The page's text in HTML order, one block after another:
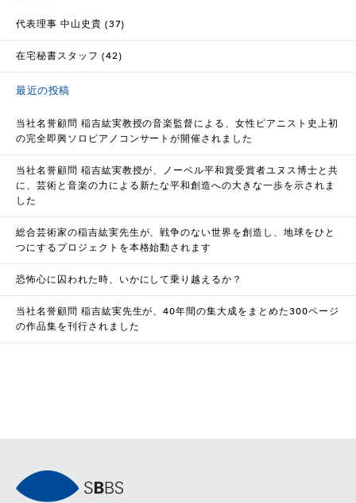
代表理事 中山史貴 (37)
在宅秘書スタッフ (42)
最近の投稿
当社名誉顧問 稲吉紘実教授の音楽監督による、女性ピアニスト史上初
の完全即興ソロピアノコンサートが開催されました
当社名誉顧問 稲吉紘実教授が、ノーベル平和賞受賞者ユヌス博士と共
に、芸術と音楽の力による新たな平和創造への大きな一歩を示されま
した
総合芸術家の稲吉紘実先生が、戦争のない世界を創造し、地球をひと
つにするプロジェクトを本格始動されます
恐怖心に囚われた時、いかにして乗り越えるか？
当社名誉顧問 稲吉紘実先生が、40年間の集大成をまとめた300ページ
の作品集を刊行されました